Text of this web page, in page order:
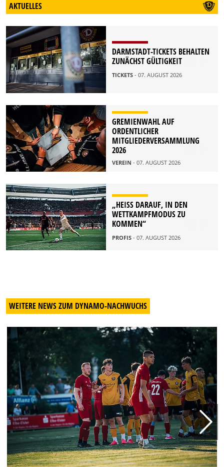
AKTUELLES
DARMSTADT-TICKETS BEHALTEN
ZUNÄCHST GÜLTIGKEIT
TICKETS - 07. AUGUST 2026
GREMIENWAHL AUF
ORDENTLICHER
MITGLIEDERVERSAMMLUNG
2026
VEREIN - 07. AUGUST 2026
„HEISS DARAUF, IN DEN W
ETTKAMPFMODUS ZU K
OMMEN“
PROFIS - 07. AUGUST 2026
WEITERE NEWS ZUM DYNAMO-NACHWUCHS